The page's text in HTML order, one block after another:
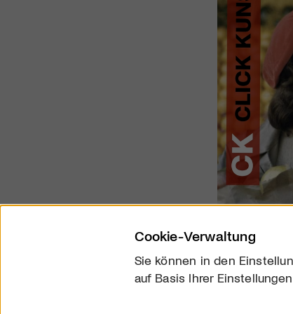
Über uns
Cookie-Verwaltung
Sie können in den
auf Basis Ihrer